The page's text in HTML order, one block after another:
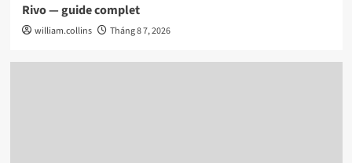
Rivo — guide complet
william.collins Tháng 8 7, 2026